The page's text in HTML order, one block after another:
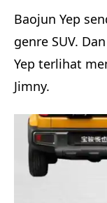
Baojun Yep
genre SUV.
Yep terlihat
Jimny.